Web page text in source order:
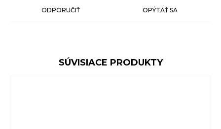
ODPORUČIŤ OPÝTAŤ SA
SÚVISIACE PRODUKTY